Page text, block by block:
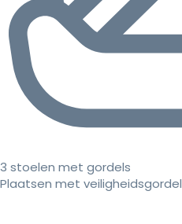
3 stoelen met gordels
Plaatsen met veiligheidsgordel